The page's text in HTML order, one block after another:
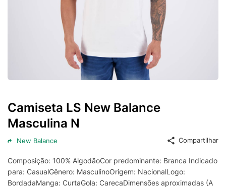
Camiseta LS New Balance
Masculina N
New Balance Compartilhar
Composição: 100% AlgodãoCor predominante: Branca Indicado
para: CasualGênero: MasculinoOrigem: NacionalLogo:
BordadaManga: CurtaGola: CarecaDimensões aproximadas (A